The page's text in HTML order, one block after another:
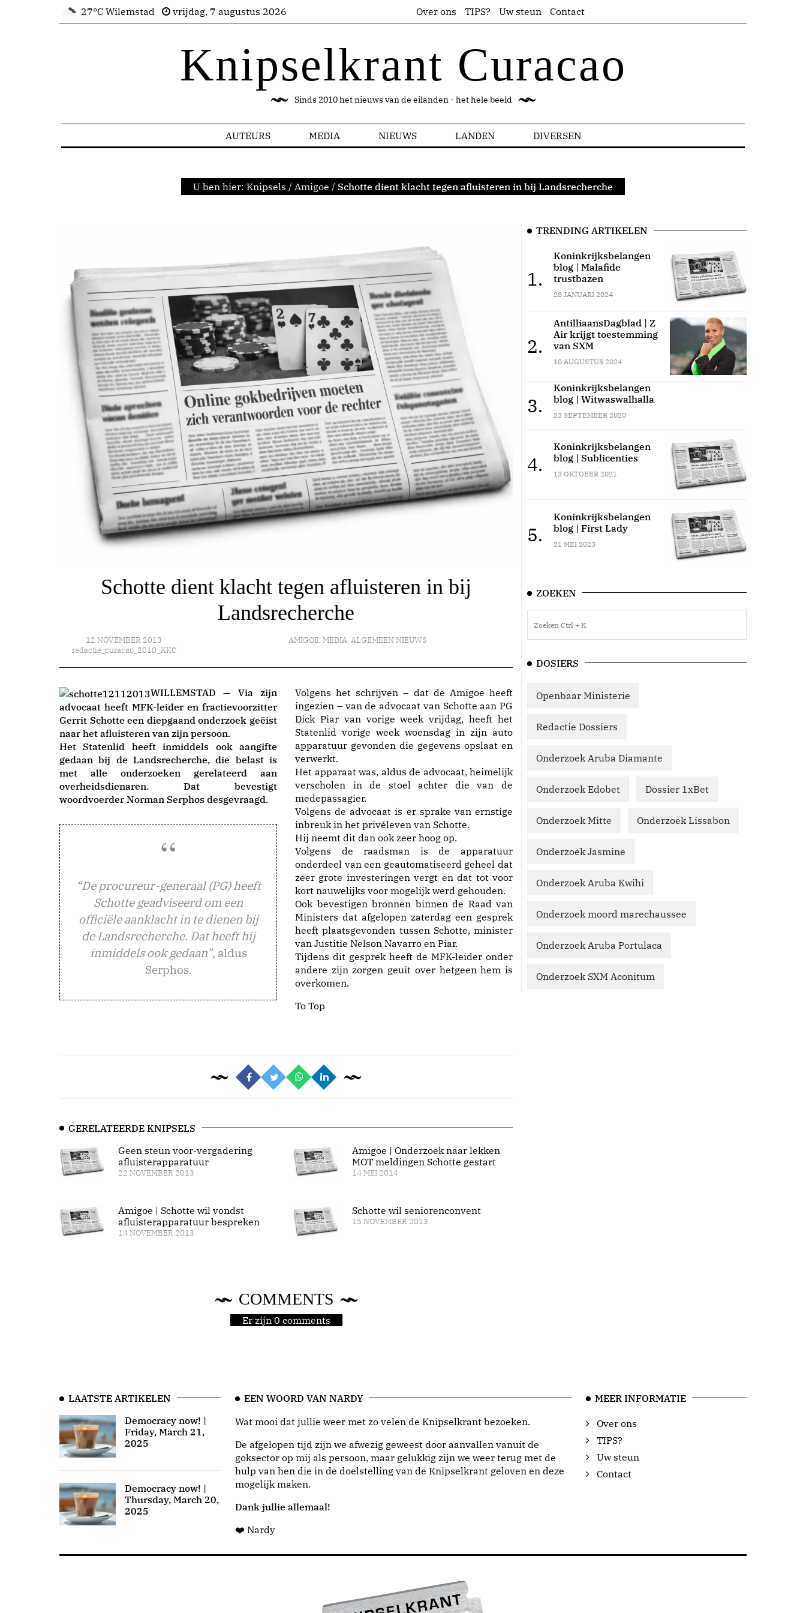
27°C Wilemstad vrijdag, 7 augustus 2026 Over ons TIPS? Uw steun Contact
Knipselkrant Curacao
Sinds 2010 het nieuws van de eilanden - het hele beeld
AUTEURS MEDIA NIEUWS LANDEN DIVERSEN
U ben hier: Knipsels / Amigoe / Schotte dient klacht tegen afluisteren in bij Landsrecherche
Schotte dient klacht tegen afluisteren in bij
Landsrecherche
12 NOVEMBER 2013
redactie_curacao_2010_KKC
AMIGOE,MEDIA,ALGEMEEN NIEUWS
WILLEMSTAD — Via zijn
advocaat heeft MFK-leider en fractievoorzitter
Gerrit Schotte een diepgaand onderzoek geëist
naar het afluisteren van zijn persoon.
Het Statenlid heeft inmiddels ook aangifte
gedaan bij de Landsrecherche, die belast is
met alle onderzoeken gerelateerd aan
overheidsdienaren. Dat bevestigt
woordvoerder Norman Serphos desgevraagd.
“De procureur-generaal (PG) heeft
Schotte geadviseerd om een
officiële aanklacht in te dienen bij
de Landsrecherche. Dat heeft hij
inmiddels ook gedaan”, aldus
Serphos.
Volgens het schrijven – dat de Amigoe heeft
ingezien – van de advocaat van Schotte aan PG
Dick Piar van vorige week vrijdag, heeft het
Statenlid vorige week woensdag in zijn auto
apparatuur gevonden die gegevens opslaat en
verwerkt.
Het apparaat was, aldus de advocaat, heimelijk
verscholen in de stoel achter die van de
medepassagier.
Volgens de advocaat is er sprake van ernstige
inbreuk in het privéleven van Schotte.
Hij neemt dit dan ook zeer hoog op.
Volgens de raadsman is de apparatuur
onderdeel van een geautomatiseerd geheel dat
zeer grote investeringen vergt en dat tot voor
kort nauwelijks voor mogelijk werd gehouden.
Ook bevestigen bronnen binnen de Raad van
Ministers dat afgelopen zaterdag een gesprek
heeft plaatsgevonden tussen Schotte, minister
van Justitie Nelson Navarro en Piar.
Tijdens dit gesprek heeft de MFK-leider onder
andere zijn zorgen geuit over hetgeen hem is
overkomen.
To Top
GERELATEERDE KNIPSELS
Geen steun voor-vergadering
afluisterapparatuur
22 NOVEMBER 2013
Amigoe | Schotte wil vondst
afluisterapparatuur bespreken
14 NOVEMBER 2013
Amigoe | Onderzoek naar lekken
MOT meldingen Schotte gestart
14 MEI 2014
Schotte wil seniorenconvent
15 NOVEMBER 2013
COMMENTS
Er zijn 0 comments
TRENDING ARTIKELEN
1.
Koninkrijksbelangen
blog | Malafide
trustbazen
28 JANUARI 2024
2.
AntilliaansDagblad | Z
Air krijgt toestemming
van SXM
10 AUGUSTUS 2024
3.
Koninkrijksbelangen
blog | Witwaswalhalla
23 SEPTEMBER 2020
4.
Koninkrijksbelangen
blog | Sublicenties
13 OKTOBER 2021
5.
Koninkrijksbelangen
blog | First Lady
21 MEI 2023
ZOEKEN
DOSIERS
Openbaar Ministerie
Redactie Dossiers
Onderzoek Aruba Diamante
Onderzoek Edobet Dossier 1xBet
Onderzoek Mitte Onderzoek Lissabon
Onderzoek Jasmine
Onderzoek Aruba Kwihi
Onderzoek moord marechaussee
Onderzoek Aruba Portulaca
Onderzoek SXM Aconitum
LAATSTE ARTIKELEN
Democracy now! |
Friday, March 21,
2025
Democracy now! |
Thursday, March 20,
2025
EEN WOORD VAN NARDY
Wat mooi dat jullie weer met zo velen de Knipselkrant bezoeken.
De afgelopen tijd zijn we afwezig geweest door aanvallen vanuit de
goksector op mij als persoon, maar gelukkig zijn we weer terug met de
hulp van hen die in de doelstelling van de Knipselkrant geloven en deze
mogelijk maken.
Dank jullie allemaal!
❤️ Nardy
MEER INFORMATIE
Over ons
TIPS?
Uw steun
Contact